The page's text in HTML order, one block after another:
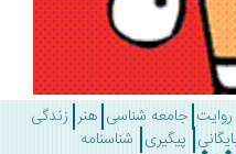
جامعه شناسی هنر زندگی
پیگیری شناسنامه